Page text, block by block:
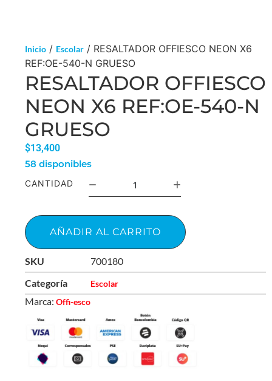
Inicio / Escolar / RESALTADOR OFFIESCO NEON X6
REF:OE-540-N GRUESO
RESALTADOR OFFIESCO
NEON X6 REF:OE-540-N
GRUESO
$13,400
58 disponibles
CANTIDAD
AÑADIR AL CARRITO
SKU
700180
Categoría
Escolar
Marca: Offi-esco